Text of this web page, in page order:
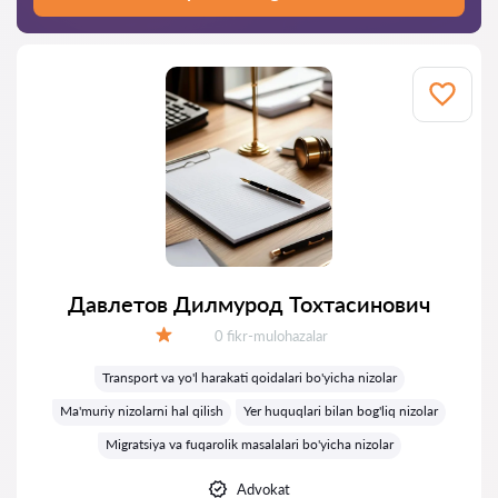
Давлетов Дилмурод Тохтасинович
Fikrlar:
0 fikr-mulohazalar
Transport va yo'l harakati qoidalari bo'yicha nizolar
Ma'muriy nizolarni hal qilish
Yer huquqlari bilan bog'liq nizolar
Migratsiya va fuqarolik masalalari bo'yicha nizolar
Advokat